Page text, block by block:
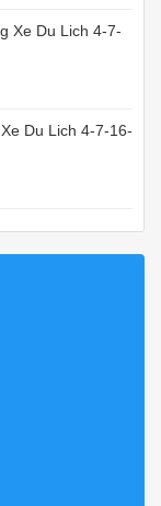
Xe Du Lich 4-7-
Du Lich 4-7-16-